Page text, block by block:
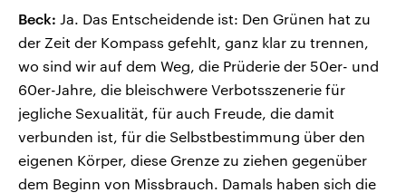
Beck: Ja. Das Entscheidende ist: Den Grünen hat zu
der Zeit der Kompass gefehlt, ganz klar zu trennen,
wo sind wir auf dem Weg, die Prüderie der 50er- und
60er-Jahre, die bleischwere Verbotsszenerie für
jegliche Sexualität, für auch Freude, die damit
verbunden ist, für die Selbstbestimmung über den
eigenen Körper, diese Grenze zu ziehen gegenüber
dem Beginn von Missbrauch. Damals haben sich die